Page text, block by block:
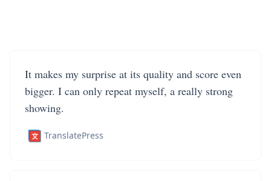
It makes my surprise at its quality and score even
bigger. I can only repeat myself, a really strong
showing.
TranslatePress